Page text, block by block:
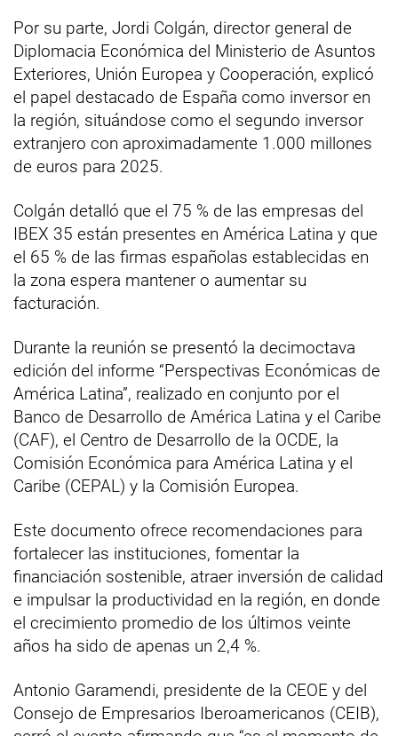
Por su parte, Jordi Colgán, director general de
Diplomacia Económica del Ministerio de Asuntos
Exteriores, Unión Europea y Cooperación, explicó
el papel destacado de España como inversor en
la región, situándose como el segundo inversor
extranjero con aproximadamente 1.000 millones
de euros para 2025.
Colgán detalló que el 75 % de las empresas del
IBEX 35 están presentes en América Latina y que
el 65 % de las firmas españolas establecidas en
la zona espera mantener o aumentar su
facturación.
Durante la reunión se presentó la decimoctava
edición del informe “Perspectivas Económicas de
América Latina”, realizado en conjunto por el
Banco de Desarrollo de América Latina y el Caribe
(CAF), el Centro de Desarrollo de la OCDE, la
Comisión Económica para América Latina y el
Caribe (CEPAL) y la Comisión Europea.
Este documento ofrece recomendaciones para
fortalecer las instituciones, fomentar la
financiación sostenible, atraer inversión de calidad
e impulsar la productividad en la región, en donde
el crecimiento promedio de los últimos veinte
años ha sido de apenas un 2,4 %.
Antonio Garamendi, presidente de la CEOE y del
Consejo de Empresarios Iberoamericanos (CEIB),